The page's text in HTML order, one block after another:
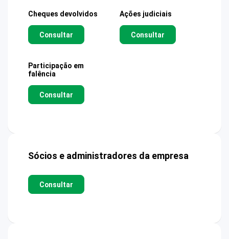
Cheques devolvidos
Consultar
Ações judiciais
Consultar
Participação em
falência
Consultar
Sócios e administradores da empresa
Consultar